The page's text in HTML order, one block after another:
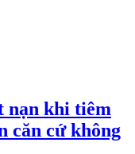
nạn khi tiêm
căn cứ không